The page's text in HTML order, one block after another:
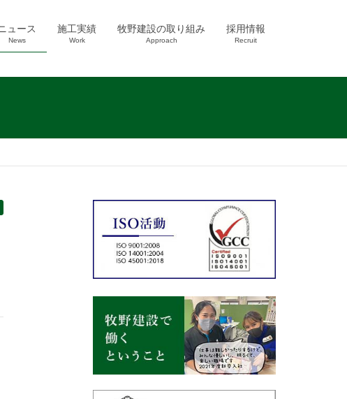
ュース
News
施工実績
Work
牧野建設の取り組み
Approach
採用情報
Recruit